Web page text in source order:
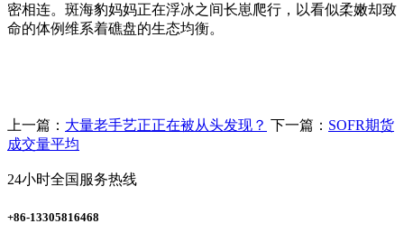
密相连。斑海豹妈妈正在浮冰之间长崽爬行，以看似柔嫩却致
命的体例维系着礁盘的生态均衡。
上一篇： 大量老手艺正正在被从头发现？ 下一篇： SOFR期货
成交量平均
24小时全国服务热线
+86-13305816468